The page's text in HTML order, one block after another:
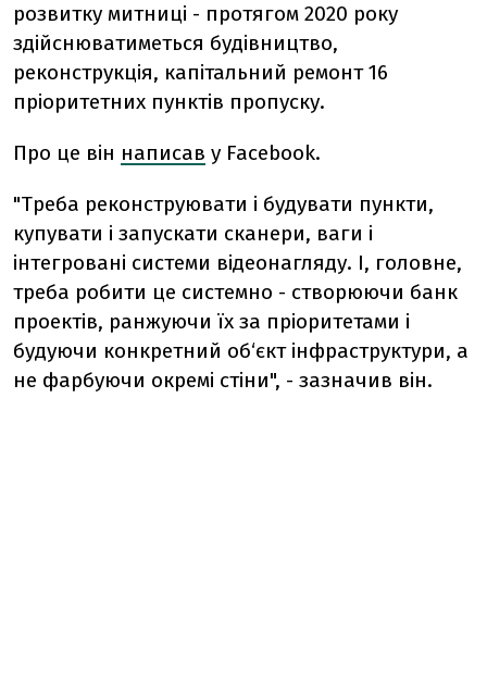
розвитку митниці - протягом 2020 року
здійснюватиметься будівництво,
реконструкція, капітальний ремонт 16
пріоритетних пунктів пропуску.
Про це він написав у Facebook.
"Треба реконструювати і будувати пункти,
купувати і запускати сканери, ваги і
інтегровані системи відеонагляду. І, головне,
треба робити це системно - створюючи банк
проектів, ранжуючи їх за пріоритетами і
будуючи конкретний об‘єкт інфраструктури, а
не фарбуючи окремі стіни", - зазначив він.